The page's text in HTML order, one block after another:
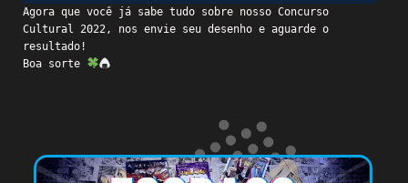
Agora que você já sabe tudo sobre nosso Concurso
Cultural 2022, nos envie seu desenho e aguarde o
resultado!
Boa sorte